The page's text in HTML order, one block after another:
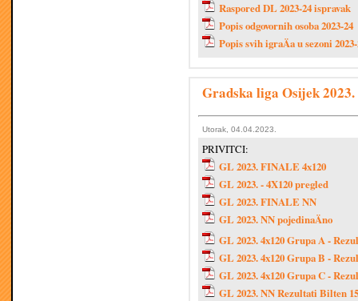
Raspored DL 2023-24 ispravak
Popis odgovornih osoba 2023-24
Popis svih igraÄa u sezoni
Gradska liga Osijek 2023.
Utorak, 04.04.2023.
PRIVITCI:
GL 2023. FINALE 4x120
GL 2023. - 4X120 pregled
GL 2023. FINALE NN
GL 2023. NN pojedinaÄno
GL 2023. 4x120 Grupa A -
GL 2023. 4x120 Grupa B -
GL 2023. 4x120 Grupa C -
GL 2023. NN Rezultati Bilten 15